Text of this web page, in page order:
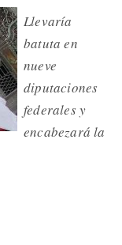
Llevaría
batuta en
nueve
diputaciones
federales y
encabezará la